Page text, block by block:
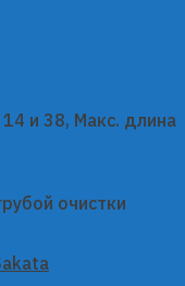
и 38, Макс. длина
очистки